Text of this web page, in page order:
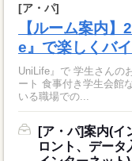
[ア・パ]
【ルーム案内
e』で楽しくバ
UniLife』で 学生さんの
ート 食事付き学生会館
いる職場での...
[ア・パ]案内(イ
ロント、データ